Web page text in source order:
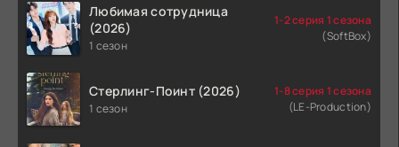
Любимая сотрудница
(2026)
1 сезон
1-2 серия 1 сезона
(SoftBox)
Стерлинг-Поинт (2026)
1 сезон
1-8 серия 1 сезона
(LE-Production)